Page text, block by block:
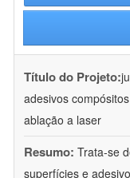
Título do Projeto:
adesivos
ablação a laser
Resumo: Trata-se
superfícies e